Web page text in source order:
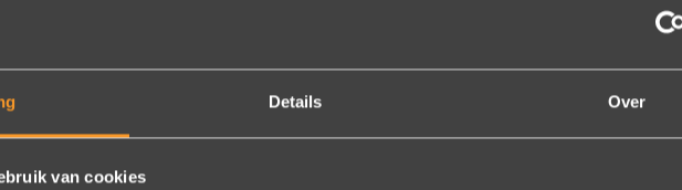
Details Over
van cookies
Ze zijn gewoonweg perfect voor ons. We hebben ongeveer een jaar lang online naar